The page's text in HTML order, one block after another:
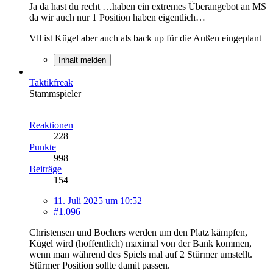
Ja da hast du recht …haben ein extremes Überangebot an MS
da wir auch nur 1 Position haben eigentlich…
Vll ist Kügel aber auch als back up für die Außen eingeplant
Inhalt melden
Taktikfreak
Stammspieler
Reaktionen
228
Punkte
998
Beiträge
154
11. Juli 2025 um 10:52
#1.096
Christensen und Bochers werden um den Platz kämpfen,
Kügel wird (hoffentlich) maximal von der Bank kommen,
wenn man während des Spiels mal auf 2 Stürmer umstellt.
Stürmer Position sollte damit passen.